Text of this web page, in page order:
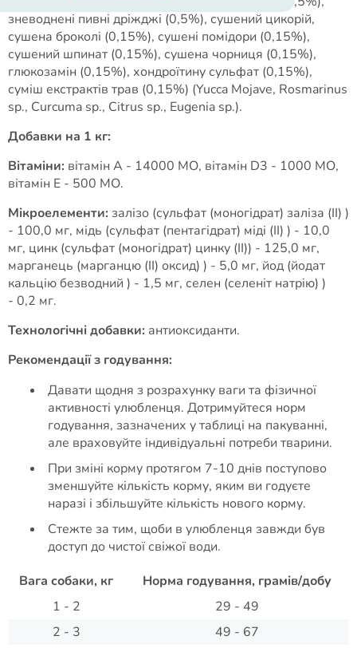
зневоднені пивні дріжджі (0,5%), сушений цикорій,
сушена броколі (0,15%), сушені помідори (0,15%),
сушений шпинат (0,15%), сушена чорниця (0,15%),
глюкозамін (0,15%), хондроїтину сульфат (0,15%),
суміш екстрактів трав (0,15%) (Yucca Mojave, Rosmarinus
sp., Curcuma sp., Citrus sp., Eugenia sp.).
Добавки на 1 кг:
Вітаміни: вітамін A - 14000 МО, вітамін D3 - 1000 МО,
вітамін E - 500 МО.
Мікроелементи: залізо (сульфат (моногідрат) заліза (II) )
- 100,0 мг, мідь (сульфат (пентагідрат) міді (II) ) - 10,0
мг, цинк (сульфат (моногідрат) цинку (II)) - 125,0 мг,
марганець (марганцю (II) оксид) ) - 5,0 мг, йод (йодат
кальцію безводний ) - 1,5 мг, селен (селеніт натрію) )
- 0,2 мг.
Технологічні добавки: антиоксиданти.
Рекомендації з годування:
Давати щодня з розрахунку ваги та фізичної
активності улюбленця. Дотримуйтеся норм
годування, зазначених у таблиці на пакуванні,
але враховуйте індивідуальні потреби тварини.
При зміні корму протягом 7-10 днів поступово
зменшуйте кількість корму, яким ви годуєте
наразі і збільшуйте кількість нового корму.
Стежте за тим, щоби в улюбленця завжди був
доступ до чистої свіжої води.
Вага собаки, кг
Норма годування, грамів/добу
1 - 2
29 - 49
2 - 3
49 - 67